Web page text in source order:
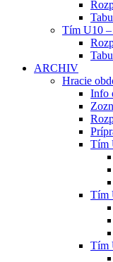
Tím U10
ARCHIV
Hracie
Info
Tím
Tím
Tím